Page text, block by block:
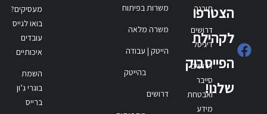
הצטרפו
לקהילת
הפייסבוק
שלנו!
תוכנה
דרושים
דיגיטל
דרושים
סייבר
ואבטחת
מידע
משרות בפיתוח
משרה מלאה
הייטק | עבודה
בהייטק
דרושים
מעסיקים?
בואו לגייס
עובדים
איכותיים
השמת
בוגרי ג’ון
ברייס